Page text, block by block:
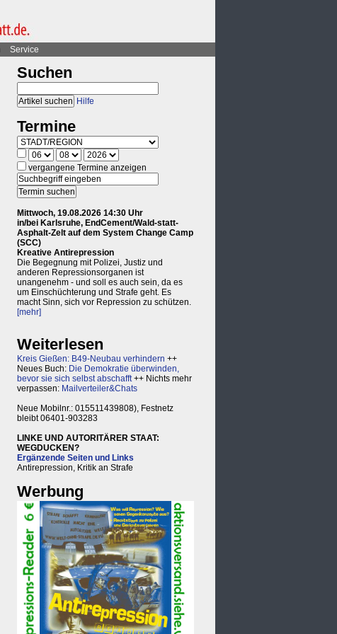
Service
Suchen
Hilfe
Termine
vergangene Termine anzeigen
Mittwoch, 19.08.2026 14:30 Uhr
in/bei Karlsruhe, EndCement/Wald-statt-
Asphalt-Zelt auf dem System Change Camp
(SCC)
Kreative Antirepression
Die Begegnung mit Polizei, Justiz und
anderen Repressionsorganen ist
unangenehm - und soll es auch sein, da es
um Einschüchterung und Strafe geht. Es
macht Sinn, sich vor Repression zu schützen.
[mehr]
Weiterlesen
Kreis Gießen: B49-Neubau verhindern ++
Neues Buch: Die Demokratie überwinden,
bevor sie sich selbst abschafft++ Nichts mehr
verpassen: Mailverteiler&Chats
Neue Mobilnr.: 015511439808), Festnetz
bleibt 06401-903283
LINKE UND AUTORITÄRER STAAT:
WEGDUCKEN?
Ergänzende Seiten und Links
Antirepression, Kritik an Strafe
Werbung